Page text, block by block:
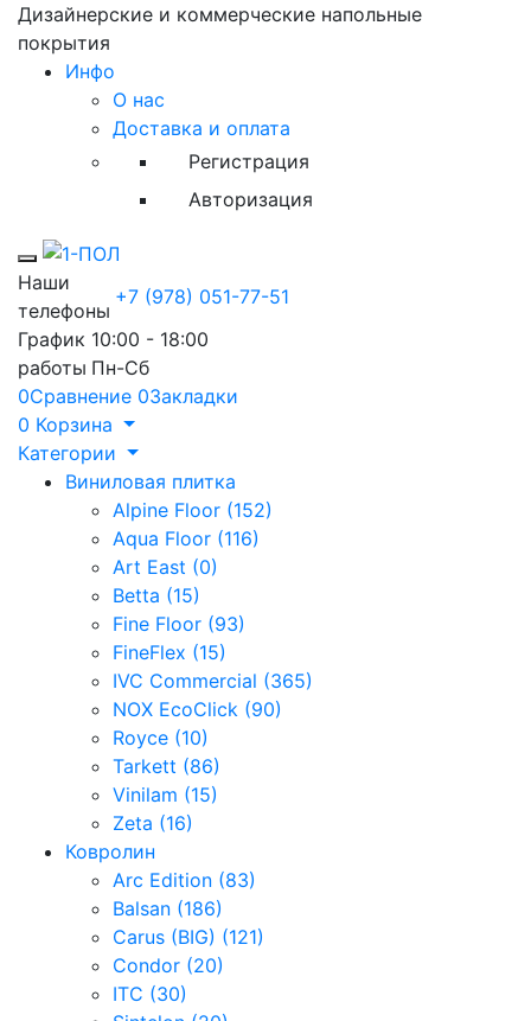
Дизайнерские и коммерческие напольные
покрытия
Инфо
О нас
Доставка и оплата
Регистрация
Авторизация
Toggle mobile menu
Наши
телефоны
+7 (978) 051-77-51
График
работы
10:00 - 18:00
Пн-Сб
0Сравнение 0Закладки
0 Корзина
Категории
Виниловая плитка
Alpine Floor (152)
Aqua Floor (116)
Art East (0)
Betta (15)
Fine Floor (93)
FineFlex (15)
IVC Commercial (365)
NOX EcoClick (90)
Royce (10)
Tarkett (86)
Vinilam (15)
Zeta (16)
Ковролин
Arc Edition (83)
Balsan (186)
Carus (BIG) (121)
Condor (20)
ITC (30)